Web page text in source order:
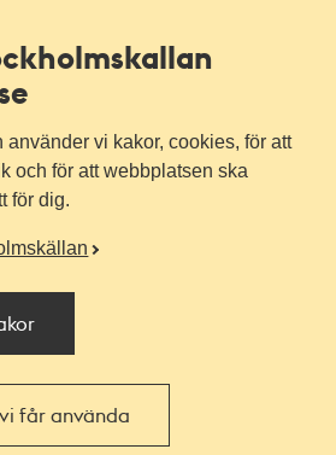
vi kakor, cookies, för att
och för att webbplatsen ska
för dig.
får använda